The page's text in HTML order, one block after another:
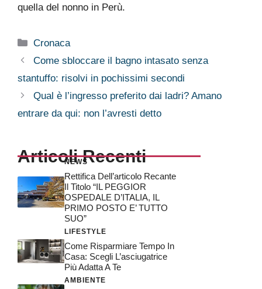
quella del nonno in Perù.
Categorie
Cronaca
Come sbloccare il bagno intasato senza
stantuffo: risolvi in pochissimi secondi
Qual è l’ingresso preferito dai ladri? Amano
entrare da qui: non l’avresti detto
Articoli Recenti
NEWS
Rettifica Dell’articolo Recante
Il Titolo “IL PEGGIOR
OSPEDALE D’ITALIA, IL
PRIMO POSTO E’ TUTTO
SUO”
LIFESTYLE
Come Risparmiare Tempo In
Casa: Scegli L’asciugatrice
Più Adatta A Te
AMBIENTE